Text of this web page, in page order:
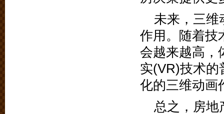
未来，三维
作用。随着技
会越来越高，
实(VR)技术的
化的三维动画
总之，房地